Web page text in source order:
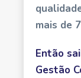
mais de
Então
Gestão